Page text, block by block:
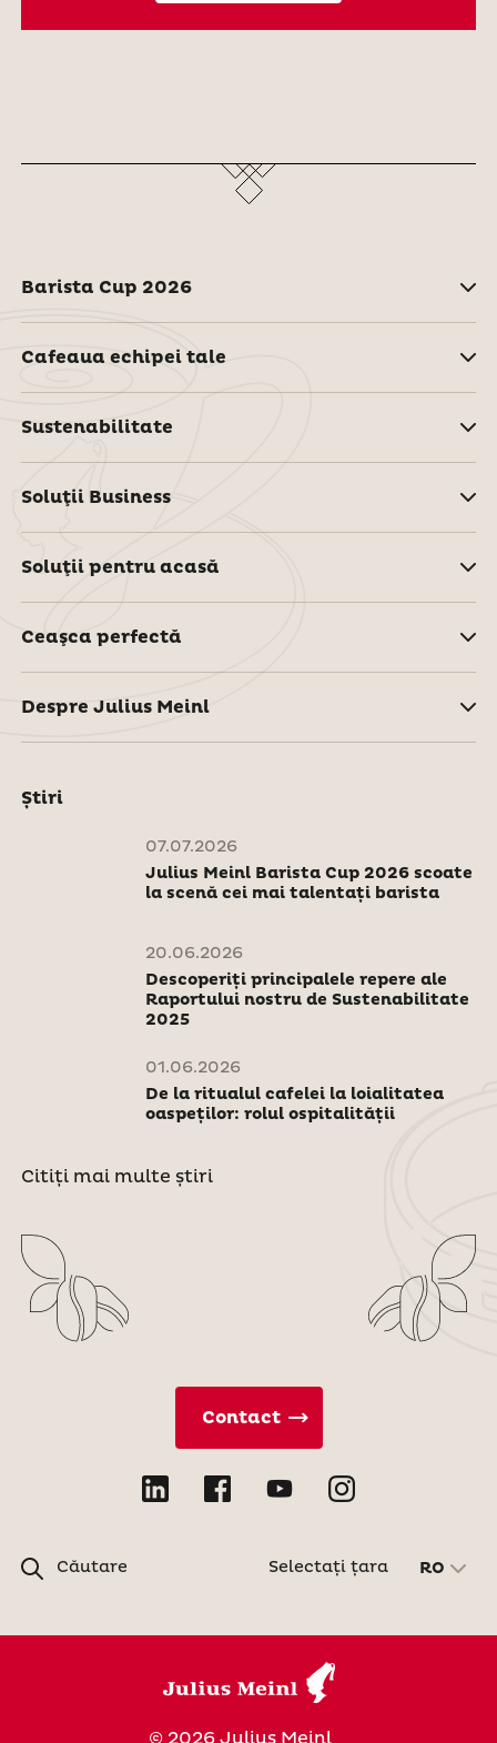
Barista Cup 2026
Cafeaua echipei tale
Sustenabilitate
Soluţii Business
Soluţii pentru acasă
Ceaşca perfectă
Despre Julius Meinl
Știri
07.07.2026
Julius Meinl Barista Cup 2026 scoate
la scenă cei mai talentați barista
20.06.2026
Descoperiți principalele repere ale
Raportului nostru de Sustenabilitate
2025
01.06.2026
De la ritualul cafelei la loialitatea
oaspeților: rolul ospitalității
Citiți mai multe știri
Căutare
Contact
Selectați țara RO